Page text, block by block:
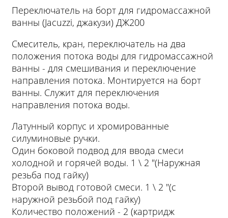
Переключатель на борт для гидромассажной
ванны (Jacuzzi, джакузи) ДЖ200
Смеситель, кран, переключатель на два
положения потока воды для гидромассажной
ванны - для смешивания и переключение
направления потока. Монтируется на борт
ванны. Служит для переключения
направления потока воды.
Латунный корпус и хромированные
силуминовые ручки.
Один боковой подвод для ввода смеси
холодной и горячей воды. 1 \ 2 "(Наружная
резьба под гайку)
Второй вывод готовой смеси. 1 \ 2 "(с
наружной резьбой под гайку)
Количество положений - 2 (картридж